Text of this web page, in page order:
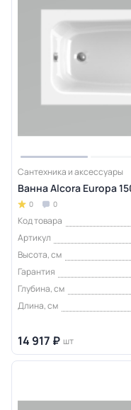
Сантехника и аксессуары
Ванна Alcora Europa
0 0
Код товара
Артикул
Высота, см
Гарантия
Глубина, см
Длина, см
14 917 ₽ шт